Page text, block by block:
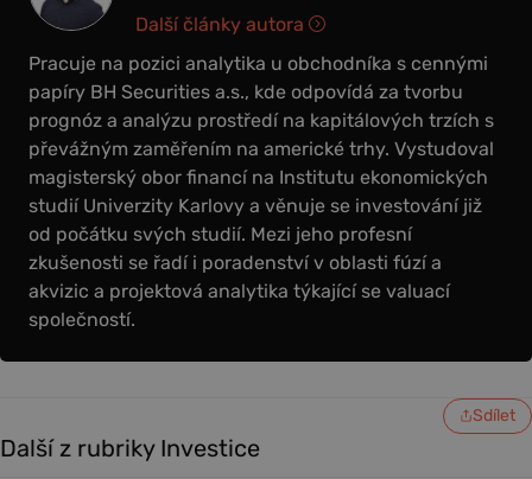
Pracuje na pozici analytika u obchodníka s cennými
papíry BH Securities a.s., kde odpovídá za tvorbu
prognóz a analýzu prostředí na kapitálových trzích s
převážným zaměřením na americké trhy. Vystudoval
magisterský obor financí na Institutu ekonomických
studií Univerzity Karlovy a věnuje se investování již
od počátku svých studií. Mezi jeho profesní
zkušenosti se řadí i poradenství v oblasti fúzí a
akvizic a projektová analytika týkající se valuací
společností.
Další články autora
Sdílet
Další z rubriky Investice